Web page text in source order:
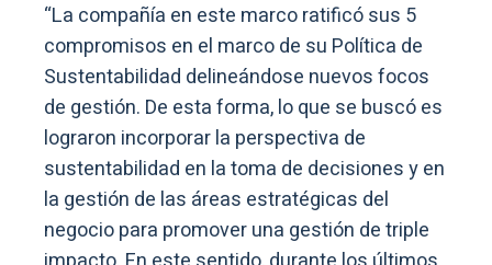
“La compañía en este marco ratificó sus 5
compromisos en el marco de su Política de
Sustentabilidad delineándose nuevos focos
de gestión. De esta forma, lo que se buscó es
lograron incorporar la perspectiva de
sustentabilidad en la toma de decisiones y en
la gestión de las áreas estratégicas del
negocio para promover una gestión de triple